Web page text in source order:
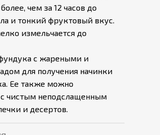
чем за 12 часов до
и тонкий фруктовый вкус.
измельчается до
с жареными и
для получения начинки
Ее также можно
с чистым неподслащенным
и десертов.